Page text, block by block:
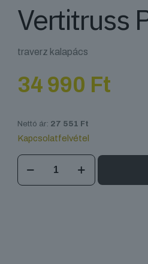
Vertitruss
traverz kalapács
34 990 Ft
Nettó ár: 27 551 Ft
Kapcsolatfelvétel
Vertitruss